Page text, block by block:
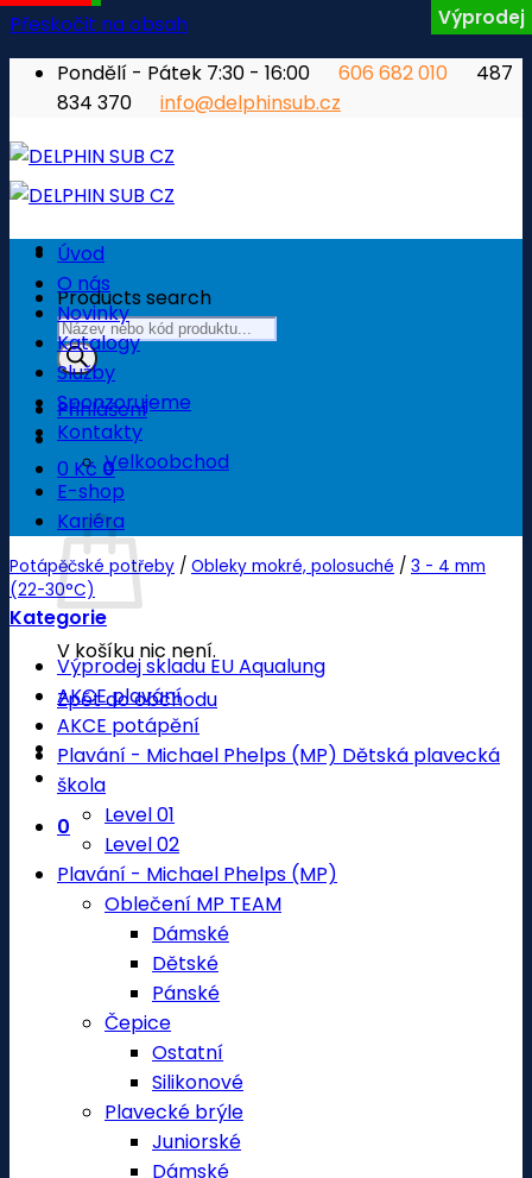
Přeskočit na obsah
Pondělí - Pátek 7:30 - 16:00
606 682 010
487
834 370
info@delphinsub.cz
Products search
Přihlášení
0 Kč 0
Košík
V košíku nic není.
Zpět do obchodu
0
Úvod
O nás
Novinky
Katalogy
Služby
Sponzorujeme
Kontakty
Velkoobchod
E-shop
Kariéra
Potápěčské potřeby / Obleky mokré, polosuché / 3 - 4 mm
(22-30°C)
Kategorie
Výprodej skladu EU Aqualung
AKCE plavání
AKCE potápění
Plavání - Michael Phelps (MP) Dětská plavecká
škola
Level 01
Level 02
Plavání - Michael Phelps (MP)
Oblečení MP TEAM
Dámské
Dětské
Pánské
Čepice
Ostatní
Silikonové
Plavecké brýle
Juniorské
Dámské
Výprodej